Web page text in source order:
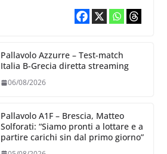
Pallavolo Azzurre – Test-match
Italia B-Grecia diretta streaming
06/08/2026
Pallavolo A1F – Brescia, Matteo
Solforati: “Siamo pronti a lottare e a
partire carichi sin dal primo giorno”